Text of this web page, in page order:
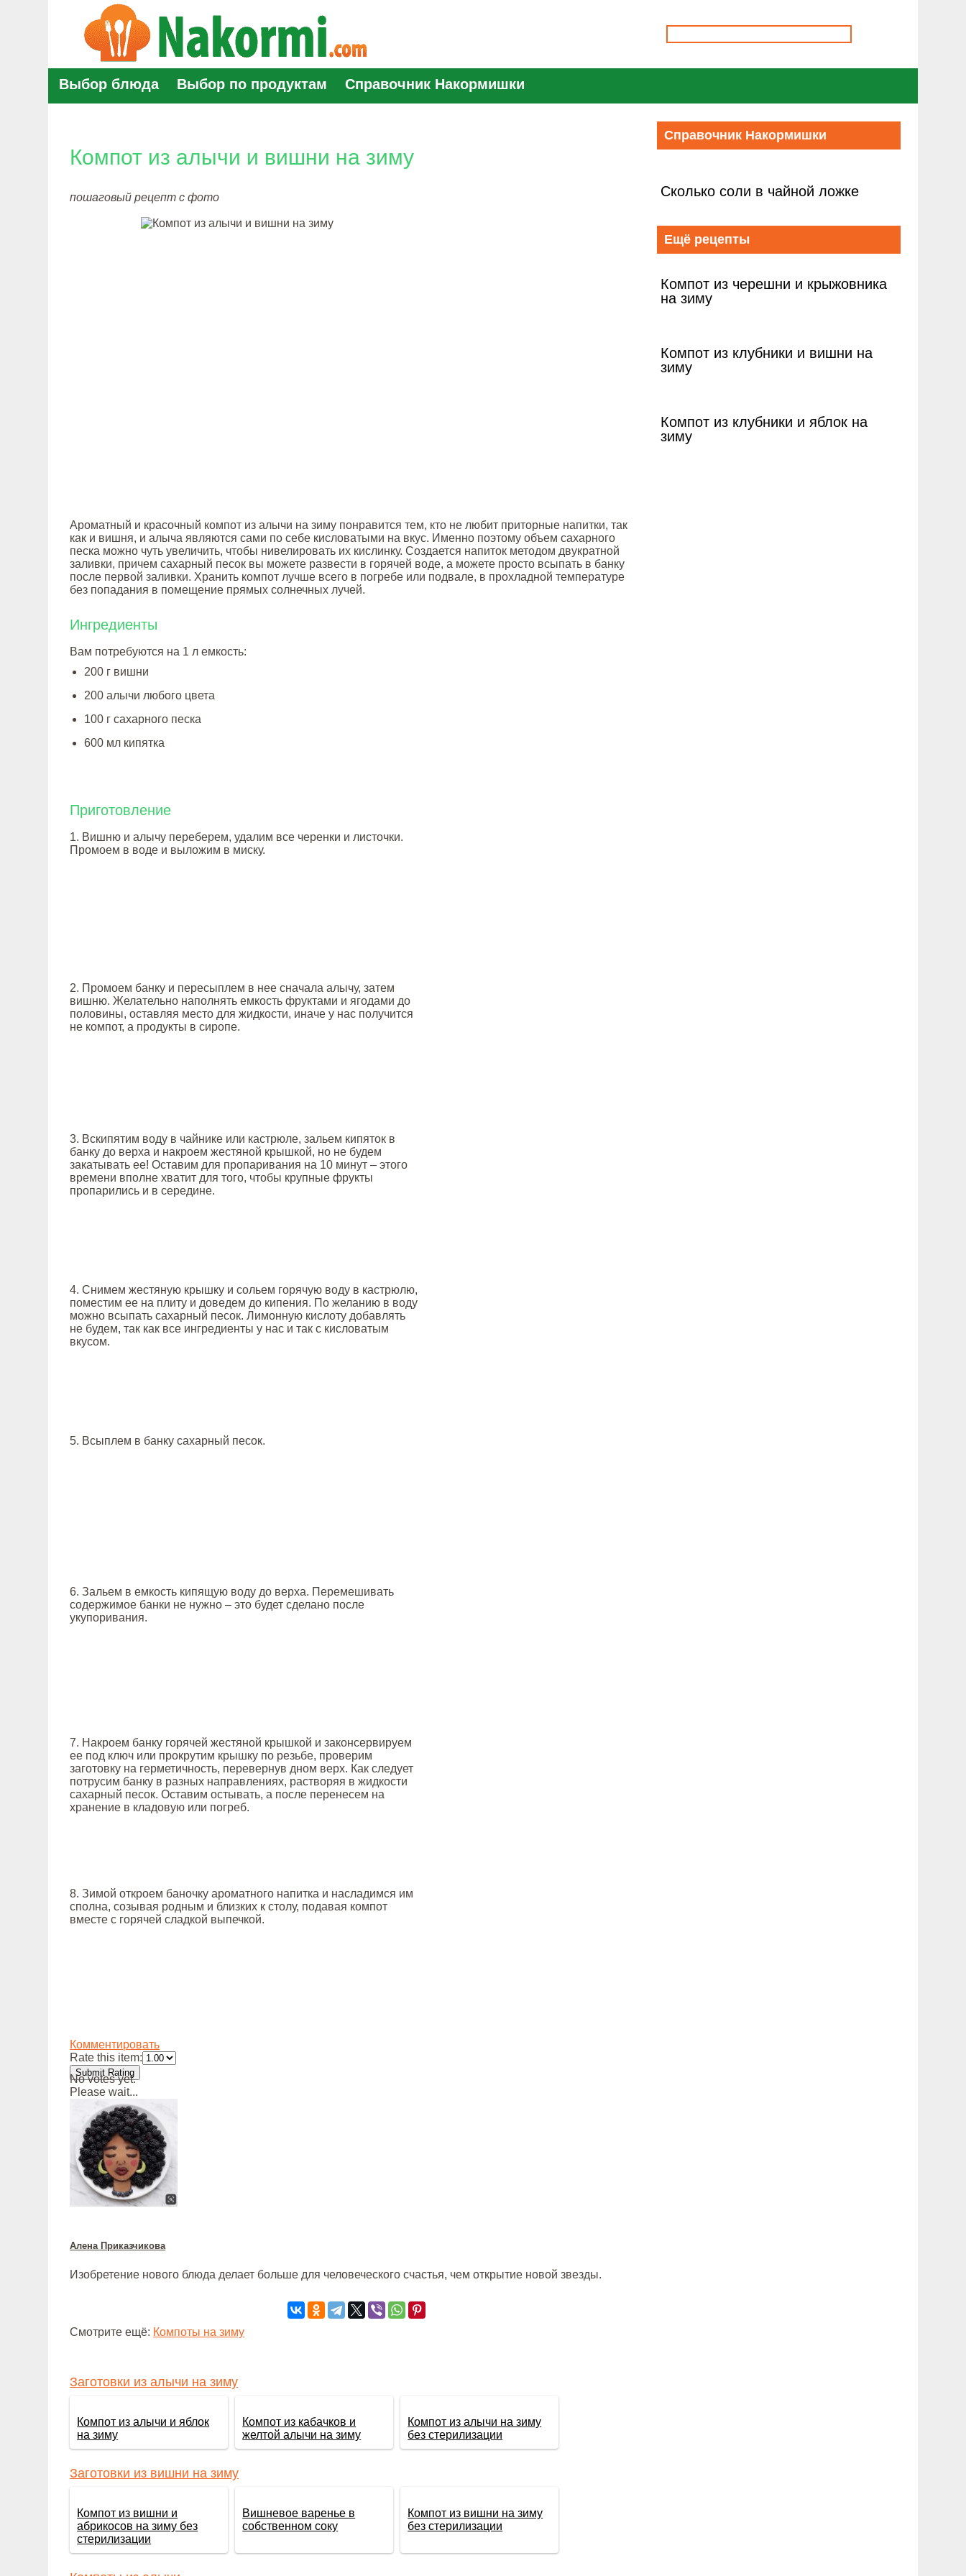
Выбор блюда Выбор по продуктам Справочник Накормишки
Компот из алычи и вишни на зиму
пошаговый рецепт с фото
Ароматный и красочный компот из алычи на зиму понравится тем, кто не любит приторные напитки, так
как и вишня, и алыча являются сами по себе кисловатыми на вкус. Именно поэтому объем сахарного
песка можно чуть увеличить, чтобы нивелировать их кислинку. Создается напиток методом двукратной
заливки, причем сахарный песок вы можете развести в горячей воде, а можете просто всыпать в банку
после первой заливки. Хранить компот лучше всего в погребе или подвале, в прохладной температуре
без попадания в помещение прямых солнечных лучей.
Ингредиенты
Вам потребуются на 1 л емкость:
200 г вишни
200 алычи любого цвета
100 г сахарного песка
600 мл кипятка
Приготовление
1. Вишню и алычу переберем, удалим все черенки и листочки.
Промоем в воде и выложим в миску.
2. Промоем банку и пересыплем в нее сначала алычу, затем
вишню. Желательно наполнять емкость фруктами и ягодами до
половины, оставляя место для жидкости, иначе у нас получится
не компот, а продукты в сиропе.
3. Вскипятим воду в чайнике или кастрюле, зальем кипяток в
банку до верха и накроем жестяной крышкой, но не будем
закатывать ее! Оставим для пропаривания на 10 минут – этого
времени вполне хватит для того, чтобы крупные фрукты
пропарились и в середине.
4. Снимем жестяную крышку и сольем горячую воду в кастрюлю,
поместим ее на плиту и доведем до кипения. По желанию в воду
можно всыпать сахарный песок. Лимонную кислоту добавлять
не будем, так как все ингредиенты у нас и так с кисловатым
вкусом.
5. Всыплем в банку сахарный песок.
6. Зальем в емкость кипящую воду до верха. Перемешивать
содержимое банки не нужно – это будет сделано после
укупоривания.
7. Накроем банку горячей жестяной крышкой и законсервируем
ее под ключ или прокрутим крышку по резьбе, проверим
заготовку на герметичность, перевернув дном верх. Как следует
потрусим банку в разных направлениях, растворяя в жидкости
сахарный песок. Оставим остывать, а после перенесем на
хранение в кладовую или погреб.
8. Зимой откроем баночку ароматного напитка и насладимся им
сполна, созывая родным и близких к столу, подавая компот
вместе с горячей сладкой выпечкой.
Комментировать
Rate this item:
Submit Rating
No votes yet.
Please wait...
Алена Приказчикова
Изобретение нового блюда делает больше для человеческого счастья, чем открытие новой звезды.
Смотрите ещё: Компоты на зиму
Заготовки из алычи на зиму
Компот из алычи и яблок
на зиму
Компот из кабачков и
желтой алычи на зиму
Компот из алычи на зиму
без стерилизации
Заготовки из вишни на зиму
Компот из вишни и
абрикосов на зиму без
стерилизации
Вишневое варенье в
собственном соку
Компот из вишни на зиму
без стерилизации
Справочник Накормишки
Сколько соли в чайной ложке
Ещё рецепты
Компот из черешни и крыжовника
на зиму
Компот из клубники и вишни на
зиму
Компот из клубники и яблок на
зиму